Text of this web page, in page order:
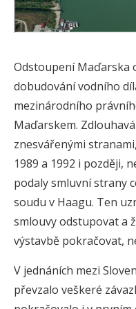
Odstoupení Maďarska
dobudování vodního
mezinárodního
Maďarskem.
znesvářenými
1989 a 1992 i později,
podaly smluvní strany
soudu v Haagu. Ten
smlouvy odstupovat a
výstavbě pokračovat,
V jednáních mezi
převzalo veškeré